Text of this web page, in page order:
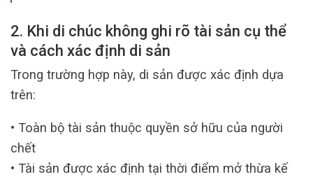
2. Khi di chúc không ghi rõ tài sản cụ thể
và cách xác định di sản
Trong trường hợp này, di sản được xác định dựa
trên:
• Toàn bộ tài sản thuộc quyền sở hữu của người
chết
• Tài sản được xác định tại thời điểm mở thừa kế